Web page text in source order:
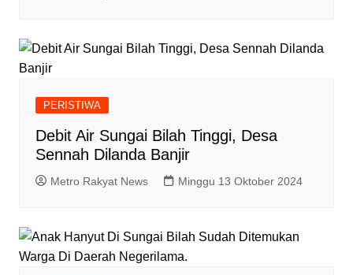
PERISTIWA
Debit Air Sungai Bilah Tinggi, Desa
Sennah Dilanda Banjir
Metro Rakyat News Minggu 13 Oktober 2024